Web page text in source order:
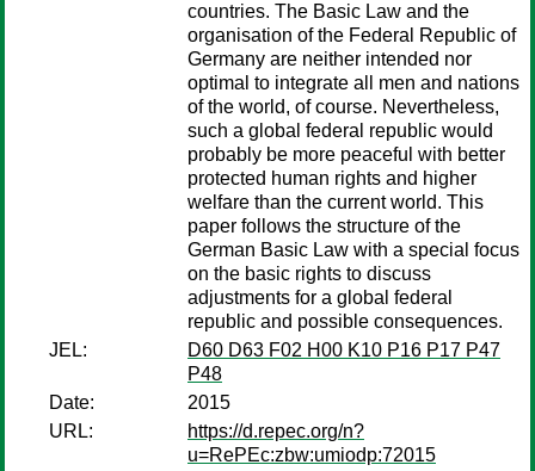
countries. The Basic Law and the
organisation of the Federal Republic of
Germany are neither intended nor
optimal to integrate all men and nations
of the world, of course. Nevertheless,
such a global federal republic would
probably be more peaceful with better
protected human rights and higher
welfare than the current world. This
paper follows the structure of the
German Basic Law with a special focus
on the basic rights to discuss
adjustments for a global federal
republic and possible consequences.
JEL:
D60 D63 F02 H00 K10 P16 P17 P47
P48
Date:
2015
URL:
https://d.repec.org/n?
u=RePEc:zbw:umiodp:72015